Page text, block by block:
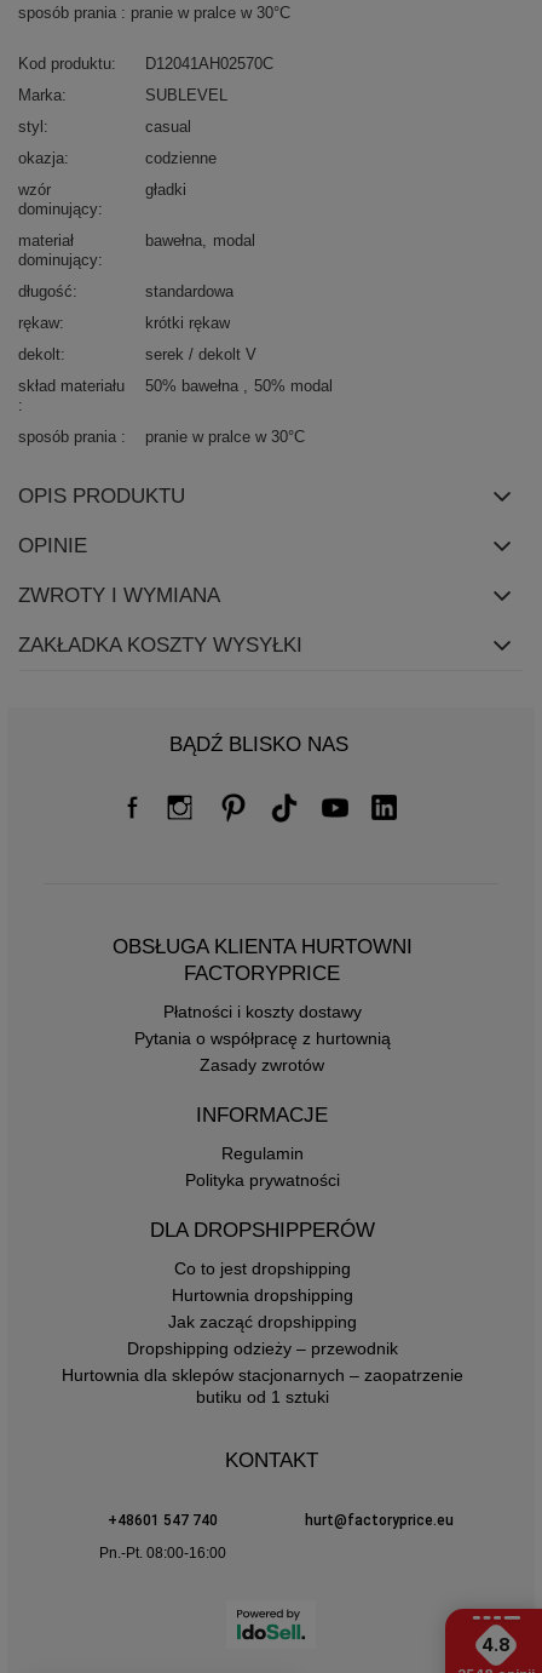
sposób prania : pranie w pralce w 30°C
Kod produktu
D12041AH02570C
Marka
SUBLEVEL
styl
casual
okazja
codzienne
wzór
dominujący
gładki
materiał
dominujący
bawełna modal
długość
standardowa
rękaw
krótki rękaw
dekolt
serek / dekolt V
skład materiału
50% bawełna 50% modal
sposób prania pranie w pralce w 30°C
OPIS PRODUKTU
OPINIE
ZWROTY I WYMIANA
ZAKŁADKA KOSZTY WYSYŁKI
BĄDŹ BLISKO NAS
OBSŁUGA KLIENTA HURTOWNI
FACTORYPRICE
Płatności i koszty dostawy
Pytania o współpracę z hurtownią
Zasady zwrotów
INFORMACJE
Regulamin
Polityka prywatności
DLA DROPSHIPPERÓW
Co to jest dropshipping
Hurtownia dropshipping
Jak zacząć dropshipping
Dropshipping odzieży – przewodnik
Hurtownia dla sklepów stacjonarnych – zaopatrzenie
butiku od 1 sztuki
KONTAKT
+48601 547 740
hurt@factoryprice.eu
Pn.-Pt. 08:00-16:00
4.8